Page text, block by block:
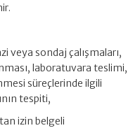
veya sondaj çalışmaları,
laboratuvara teslimi,
süreçlerinde ilgili
tespiti,
izin belgeli